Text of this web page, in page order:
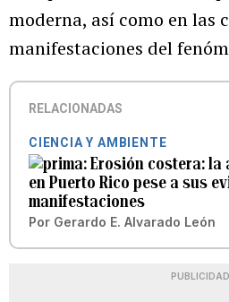
moderna, así como en las
manifestaciones del
RELACIONADAS
CIENCIA Y AMBIENTE
Erosión costera: la
en Puerto Rico pese a sus
manifestaciones
Por Gerardo E. Alvarado León
PUBLICIDAD